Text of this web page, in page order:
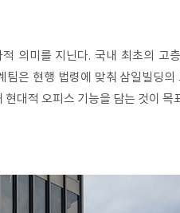
의미를 지닌다. 국내 최초의 고
은 현행 법령에 맞춰 삼일빌딩의
대적 오피스 기능을 담는 것이 목